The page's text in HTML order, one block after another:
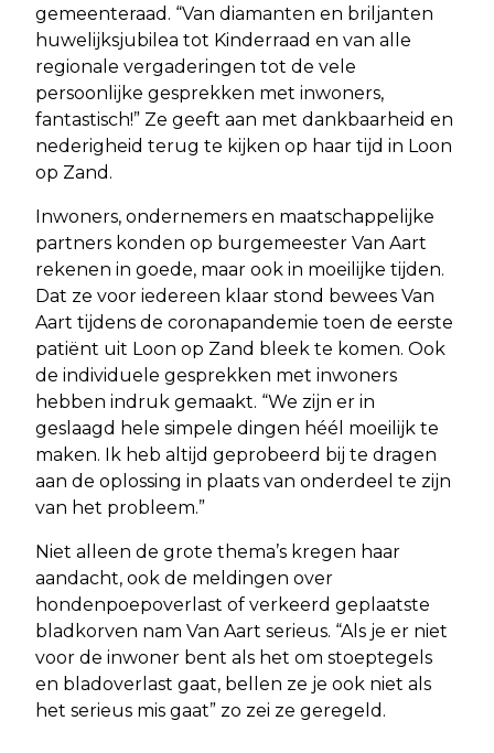
gemeenteraad. “Van diamanten en briljanten
huwelijksjubilea tot Kinderraad en van alle
regionale vergaderingen tot de vele
persoonlijke gesprekken met inwoners,
fantastisch!” Ze geeft aan met dankbaarheid en
nederigheid terug te kijken op haar tijd in Loon
op Zand.
Inwoners, ondernemers en maatschappelijke
partners konden op burgemeester Van Aart
rekenen in goede, maar ook in moeilijke tijden.
Dat ze voor iedereen klaar stond bewees Van
Aart tijdens de coronapandemie toen de eerste
patiënt uit Loon op Zand bleek te komen. Ook
de individuele gesprekken met inwoners
hebben indruk gemaakt. “We zijn er in
geslaagd hele simpele dingen héél moeilijk te
maken. Ik heb altijd geprobeerd bij te dragen
aan de oplossing in plaats van onderdeel te zijn
van het probleem.”
Niet alleen de grote thema’s kregen haar
aandacht, ook de meldingen over
hondenpoepoverlast of verkeerd geplaatste
bladkorven nam Van Aart serieus. “Als je er niet
voor de inwoner bent als het om stoeptegels
en bladoverlast gaat, bellen ze je ook niet als
het serieus mis gaat” zo zei ze geregeld.